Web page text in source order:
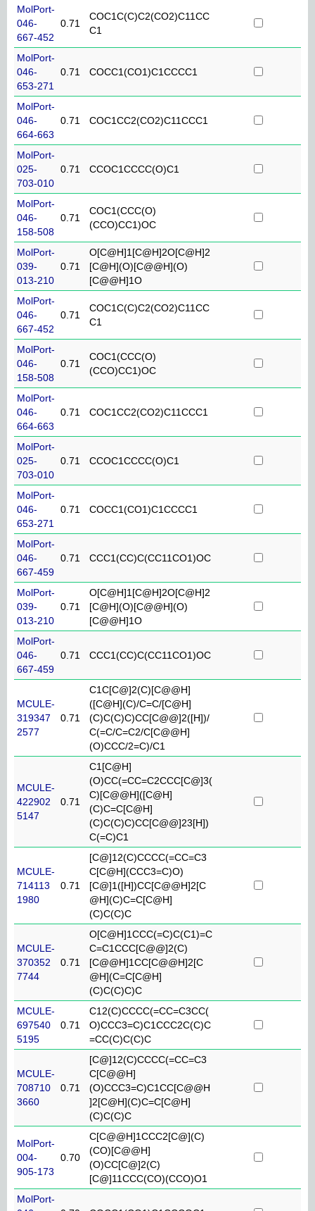
MolPort-
046-
667-452
0.71
COC1C(C)C2(CO2)C11CC
C1
MolPort-
046-
653-271
0.71 COCC1(CO1)C1CCCC1
MolPort-
046-
664-663
0.71 COC1CC2(CO2)C11CCC1
MolPort-
025-
703-010
0.71 CCOC1CCCC(O)C1
MolPort-
046-
158-508
0.71
COC1(CCC(O)
(CCO)CC1)OC
MolPort-
039-
013-210
0.71
O[C@H]1[C@H]2O[C@H]2
[C@H](O)[C@@H](O)
[C@@H]1O
MolPort-
046-
667-452
0.71
COC1C(C)C2(CO2)C11CC
C1
MolPort-
046-
158-508
0.71
COC1(CCC(O)
(CCO)CC1)OC
MolPort-
046-
664-663
0.71 COC1CC2(CO2)C11CCC1
MolPort-
025-
703-010
0.71 CCOC1CCCC(O)C1
MolPort-
046-
653-271
0.71 COCC1(CO1)C1CCCC1
MolPort-
046-
667-459
0.71 CCC1(CC)C(CC11CO1)OC
MolPort-
039-
013-210
0.71
O[C@H]1[C@H]2O[C@H]2
[C@H](O)[C@@H](O)
[C@@H]1O
MolPort-
046-
667-459
0.71 CCC1(CC)C(CC11CO1)OC
MCULE-
319347
2577
0.71
C1C[C@]2(C)[C@@H]
([C@H](C)/C=C/[C@H]
(C)C(C)C)CC[C@@]2([H])/
C(=C/C=C2/C[C@@H]
(O)CCC/2=C)/C1
MCULE-
422902
5147
0.71
C1[C@H]
(O)CC(=CC=C2CCC[C@]3(
C)[C@@H]([C@H]
(C)C=C[C@H]
(C)C(C)C)CC[C@@]23[H])
C(=C)C1
MCULE-
714113
1980
0.71
[C@]12(C)CCCC(=CC=C3
C[C@H](CCC3=C)O)
[C@]1([H])CC[C@@H]2[C
@H](C)C=C[C@H]
(C)C(C)C
MCULE-
370352
7744
0.71
O[C@H]1CCC(=C)C(C1)=C
C=C1CCC[C@@]2(C)
[C@@H]1CC[C@@H]2[C
@H](C=C[C@H]
(C)C(C)C)C
MCULE-
697540
5195
0.71
C12(C)CCCC(=CC=C3CC(
O)CCC3=C)C1CCC2C(C)C
=CC(C)C(C)C
MCULE-
708710
3660
0.71
[C@]12(C)CCCC(=CC=C3
C[C@@H]
(O)CCC3=C)C1CC[C@@H
]2[C@H](C)C=C[C@H]
(C)C(C)C
MolPort-
004-
905-173
0.70
C[C@@H]1CCC2[C@](C)
(CO)[C@@H]
(O)CC[C@]2(C)
[C@]11CCC(CO)(CCO)O1
MolPort-